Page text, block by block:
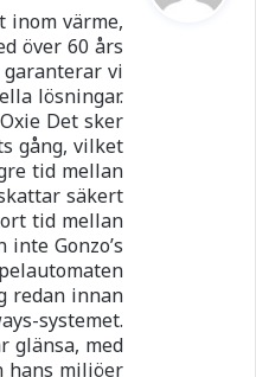
ل
värme,
över 60 års
vi
lösningar.
Det sker
gång, vilket
tid mellan
säkert
tid mellan
Gonzo’s
redan innan
systemet.
glänsa, med